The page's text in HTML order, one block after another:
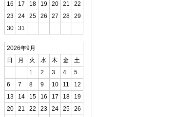
16
17 18 19 20 21
22
23
24 25 26 27 28
29
30
31
2026年9月
日
月 火 水 木 金
土
1
2 3 4
5
6
7 8 9 10 11
12
13
14 15 16 17 18
19
20
21 22 23 24 25 26